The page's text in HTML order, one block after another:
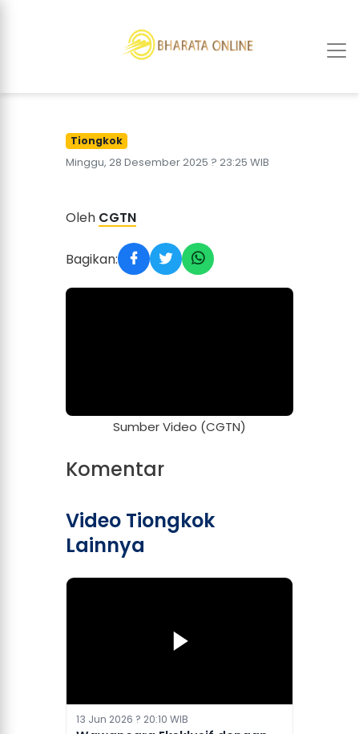
Tiongkok
Minggu, 28 Desember 2025 ? 23:25 WIB
Oleh CGTN
Bagikan:
Sumber Video (CGTN)
Komentar
Video Tiongkok
Lainnya
13 Jun 2026 ? 20:10 WIB